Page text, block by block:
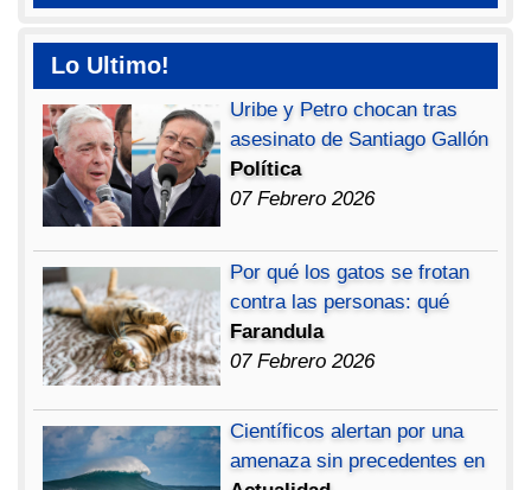
Lo Ultimo!
Uribe y Petro chocan tras
asesinato de Santiago Gallón
Política
07 Febrero 2026
Por qué los gatos se frotan
contra las personas: qué
Farandula
07 Febrero 2026
Científicos alertan por una
amenaza sin precedentes en